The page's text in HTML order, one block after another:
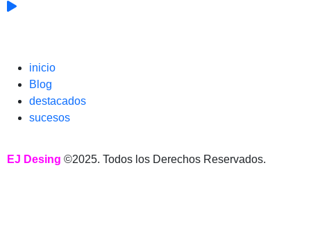
inicio
Blog
destacados
sucesos
EJ Desing ©2025. Todos los Derechos Reservados.